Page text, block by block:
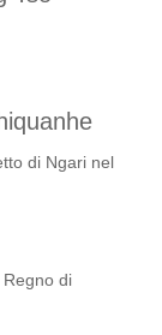
di Ngari nel
di